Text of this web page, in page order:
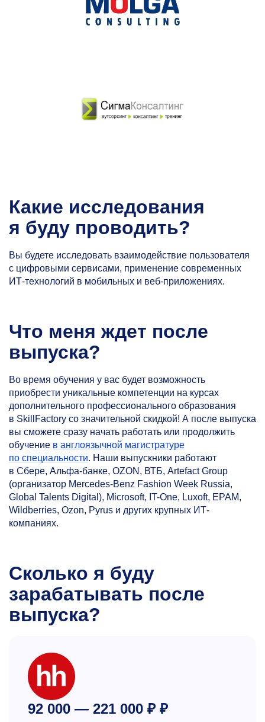
Какие исследования
я буду проводить?
Вы будете исследовать взаимодействие пользователя
с цифровыми сервисами, применение современных
ИТ-технологий в мобильных и веб-приложениях.
Что меня ждет после
выпуска?
Во время обучения у вас будет возможность
приобрести уникальные компетенции на курсах
дополнительного профессионального образования
в SkillFactory со значительной скидкой! А после выпуска
вы сможете сразу начать работать или продолжить
обучение в англоязычной магистратуре
по специальности. Наши выпускники работают
в Сбере, Альфа-банке, OZON, ВТБ, Artefact Group
(организатор Mercedes-Benz Fashion Week Russia,
Global Talents Digital), Microsoft, IT-One, Luxoft, EPAM,
Wildberries, Ozon, Pyrus и других крупных ИТ-
компаниях.
Сколько я буду
зарабатывать после
выпуска?
92 000 — 221 000 ₽ ₽